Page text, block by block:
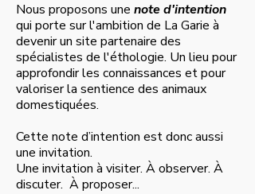
Nous proposons une note d'intention
qui porte sur l'ambition de La Garie à
devenir un site partenaire des
spécialistes de l'éthologie. Un lieu pour
approfondir les connaissances et pour
valoriser la sentience des animaux
domestiquées.
Cette note d’intention est donc aussi
une invitation.
Une invitation à visiter. À observer. À
discuter. À proposer...